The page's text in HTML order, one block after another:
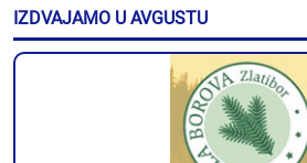
IZDVAJAMO U AVGUSTU